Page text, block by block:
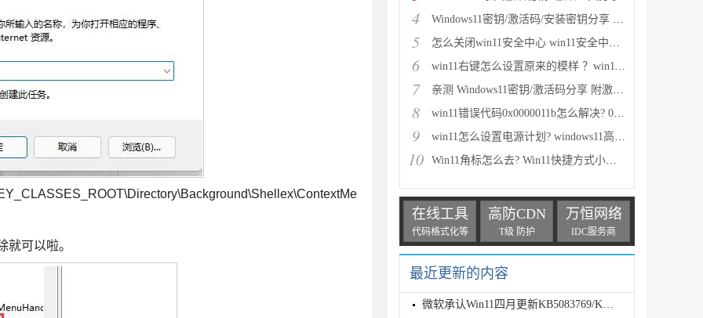
就可以啦。
4 Windows11密钥/激活码/安装密钥分享 附激活工具+教程
5 怎么关闭win11安全中心 win11安全中心关闭步骤
6 win11右键怎么设置原来的模样 ？win11右键菜单改回传
7 亲测 Windows11密钥/激活码分享 附激活工具
8 win11错误代码0x0000011b怎么解决? 0x0000011b问题的
9 win11怎么设置电源计划? windows11高性能模式的设置方
10 Win11角标怎么去? Win11快捷方式小箭头的两种消除方法
在线工具
代码格式化等
高防CDN
T级 防护
万恒网络
IDC服务商
最近更新的内容
微软承认Win11四月更新KB5083769/KB5082052致远程桌面